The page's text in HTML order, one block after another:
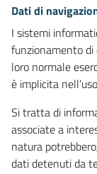
Dati di
I sistemi
funzionamento di
loro normale
è implicita
Si tratta di
associate a
natura
dati detenuti da